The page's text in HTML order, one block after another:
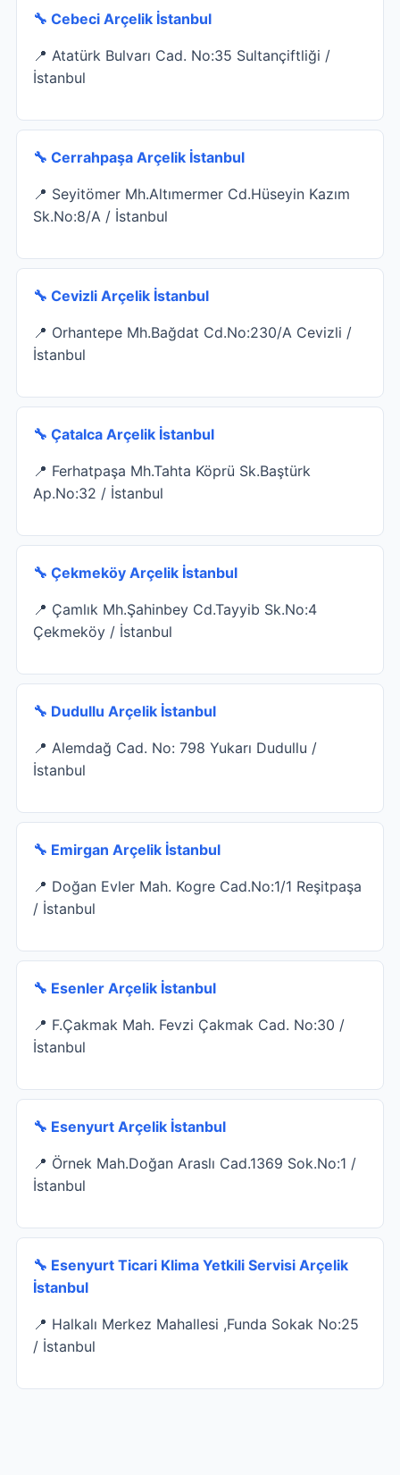
🔧 Cebeci Arçelik İstanbul
📍 Atatürk Bulvarı Cad. No:35 Sultançiftliği /
İstanbul
🔧 Cerrahpaşa Arçelik İstanbul
📍 Seyitömer Mh.Altımermer Cd.Hüseyin Kazım
Sk.No:8/A / İstanbul
🔧 Cevizli Arçelik İstanbul
📍 Orhantepe Mh.Bağdat Cd.No:230/A Cevizli /
İstanbul
🔧 Çatalca Arçelik İstanbul
📍 Ferhatpaşa Mh.Tahta Köprü Sk.Baştürk
Ap.No:32 / İstanbul
🔧 Çekmeköy Arçelik İstanbul
📍 Çamlık Mh.Şahinbey Cd.Tayyib Sk.No:4
Çekmeköy / İstanbul
🔧 Dudullu Arçelik İstanbul
📍 Alemdağ Cad. No: 798 Yukarı Dudullu /
İstanbul
🔧 Emirgan Arçelik İstanbul
📍 Doğan Evler Mah. Kogre Cad.No:1/1 Reşitpaşa
/ İstanbul
🔧 Esenler Arçelik İstanbul
📍 F.Çakmak Mah. Fevzi Çakmak Cad. No:30 /
İstanbul
🔧 Esenyurt Arçelik İstanbul
📍 Örnek Mah.Doğan Araslı Cad.1369 Sok.No:1 /
İstanbul
🔧 Esenyurt Ticari Klima Yetkili Servisi Arçelik
İstanbul
📍 Halkalı Merkez Mahallesi ,Funda Sokak No:25
/ İstanbul